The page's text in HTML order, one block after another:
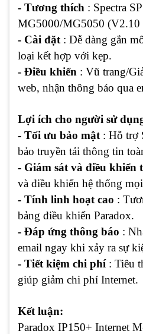
- Tương thích : Spectra
MG5000/MG5050 (V2.10
- Cài đặt : Dễ dàng gắn
loại kết hợp với kẹp.
- Điều khiển : Vũ trang/
web, nhận thông báo qua
Lợi ích cho người sử
- Tối ưu bảo mật : Hỗ trợ
bảo truyền tải thông tin
- Giám sát và điều khiển
và điều khiển hệ thống
- Tính linh hoạt cao :
bảng điều khiển Paradox.
- Đáp ứng thông báo :
email ngay khi xảy ra sự
- Tiết kiệm chi phí: Tiêu
giúp giảm chi phí Internet.
Kết luận:
Paradox IP150+ Internet